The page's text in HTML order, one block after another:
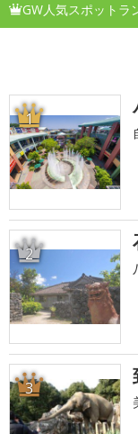
GW人気スポットラ
1
2
3